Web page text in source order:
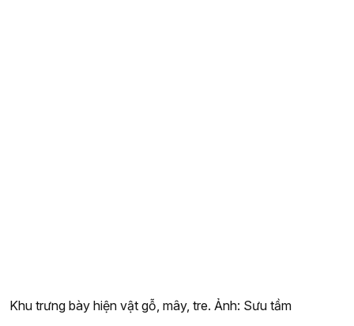
Khu trưng bày hiện vật gỗ, mây, tre. Ảnh: Sưu tầm